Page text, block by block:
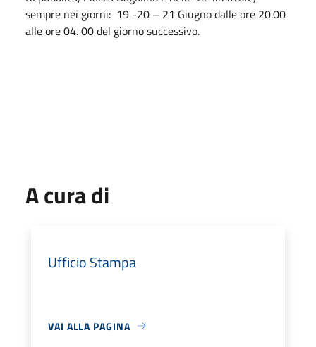
sempre nei giorni: 19 -20 – 21 Giugno dalle ore 20.00
alle ore 04. 00 del giorno successivo.
A cura di
Ufficio Stampa
VAI ALLA PAGINA